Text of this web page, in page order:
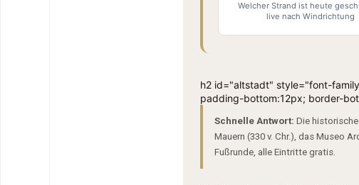
Welcher Strand ist heute
live nach Windrichtung
h2 id="altstadt" style="font-
padding-bottom:12px; border-
Schnelle Antwort: Die
Mauern (330 v. Chr.), das Museo
Fußrunde, alle Eintritte gratis.